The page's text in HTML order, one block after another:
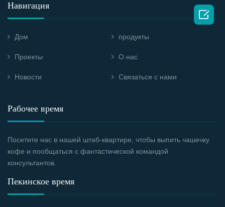
Навигация
Дом продукты
Проекты О нас
Новости Связаться с нами
Рабочее время
Посетите нас в нашей штаб-квартире, чтобы выпить чашечку
кофе и пообщаться с фантастической командой
консультантов.
Пекинское время
